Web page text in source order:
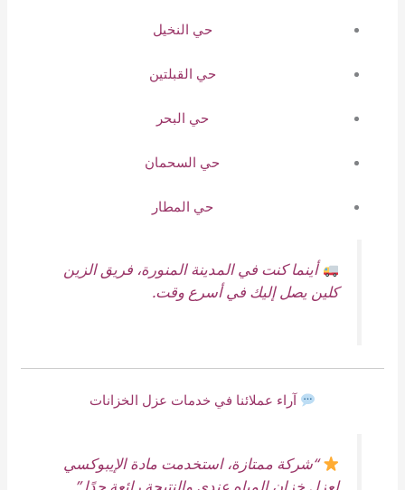
حي النخيل
حي القبلتين
حي البحر
حي السحمان
حي المطار
أينما كنت في المدينة المنورة، فريق الزين
كلين يصل إليك في أسرع وقت.
آراء عملائنا في خدمات عزل الخزانات
“شركة ممتازة، استخدمت مادة الإيبوكسي
لعزل خزان المياه عندي والنتيجة رائعة جدًا.”